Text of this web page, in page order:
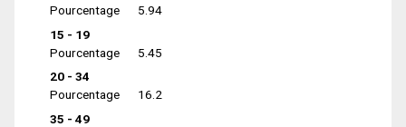
Pourcentage
5.94
15 - 19
Pourcentage
5.45
20 - 34
Pourcentage
16.2
35 - 49